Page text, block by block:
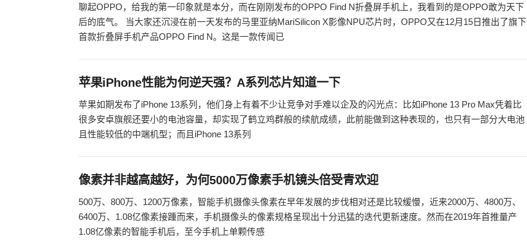
聊起OPPO，给我的第一印象就是本分，而在刚刚发布的OPPO Find N折叠屏手机上，我看到的是OPPO敢为天下
后的底气。 当大家还沉浸在前一天发布的马里亚纳MariSilicon X影像NPU芯片时，OPPO又在12月15日推出了旗下
首款折叠屏手机产品OPPO Find N。这是一款传闻已
苹果iPhone性能为何逆天强？A系列芯片知道一下
苹果如期发布了iPhone 13系列，他们身上有着不少让竞争对手难以企及的闪光点：比如iPhone 13 Pro Max凭着比
很多安卓旗舰还要小的电池容量，却实现了鹤立鸡群般的续航成绩，此前能做到这种表现的，也只有一部分大电池
且性能较低的中端机型；而且iPhone 13系列
像素并非越高越好，为何5000万像素手机镜头倍受青欢迎
500万、800万、1200万像素，智能手机摄像头像素在早年发展的步伐相对还是比较缓慢，近来2000万、4800万、
6400万、1.08亿像素接踵而来，手机摄像头的像素规格呈现出十分迅猛的迭代更新速度。然而在2019年首推量产
1.08亿像素的智能手机后，至今手机上单颗传感